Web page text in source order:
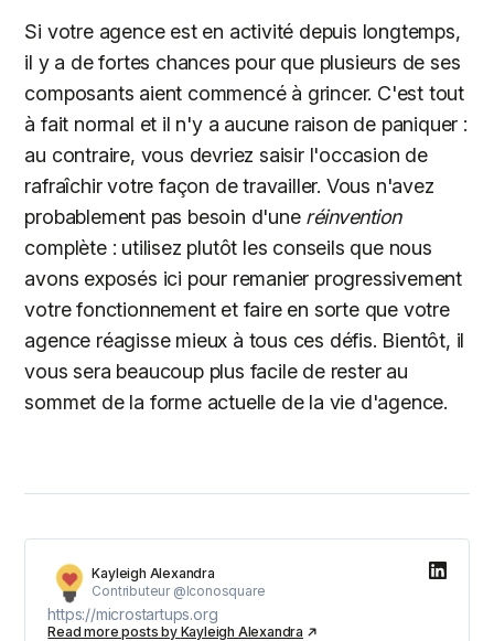
Si votre agence est en activité depuis longtemps,
il y a de fortes chances pour que plusieurs de ses
composants aient commencé à grincer. C'est tout
à fait normal et il n'y a aucune raison de paniquer :
au contraire, vous devriez saisir l'occasion de
rafraîchir votre façon de travailler. Vous n'avez
probablement pas besoin d'une réinvention
complète : utilisez plutôt les conseils que nous
avons exposés ici pour remanier progressivement
votre fonctionnement et faire en sorte que votre
agence réagisse mieux à tous ces défis. Bientôt, il
vous sera beaucoup plus facile de rester au
sommet de la forme actuelle de la vie d'agence.
Kayleigh Alexandra
Contributeur @Iconosquare
https://microstartups.org
Read more posts by Kayleigh Alexandra